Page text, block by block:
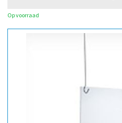
Op voorraad